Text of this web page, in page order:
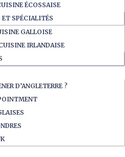
ÉCOSSAISE
SPÉCIALITÉS
GALLOISE
IRLANDAISE
D’ANGLETERRE ?